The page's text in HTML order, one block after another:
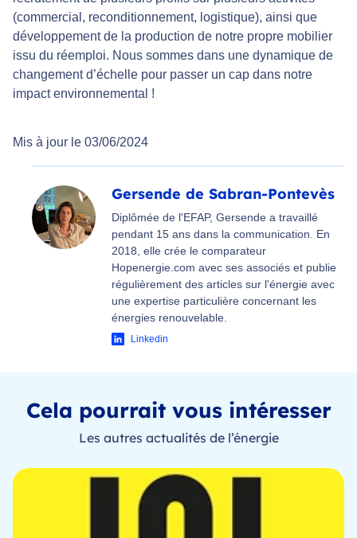
(commercial, reconditionnement, logistique), ainsi que
développement de la production de notre propre mobilier
issu du réemploi. Nous sommes dans une dynamique de
changement d’échelle pour passer un cap dans notre
impact environnemental !
Mis à jour le 03/06/2024
Gersende de Sabran-Pontevès
Diplômée de l'EFAP, Gersende a travaillé
pendant 15 ans dans la communication. En
2018, elle crée le comparateur
Hopenergie.com avec ses associés et publie
régulièrement des articles sur l'énergie avec
une expertise particulière concernant les
énergies renouvelable.
Linkedin
Cela pourrait vous intéresser
Les autres actualités de l’énergie